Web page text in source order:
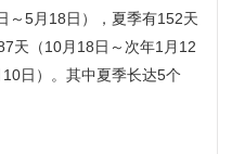
～5月18日），夏季有152天
天（10月18日～次年1月12
日）。其中夏季长达5个